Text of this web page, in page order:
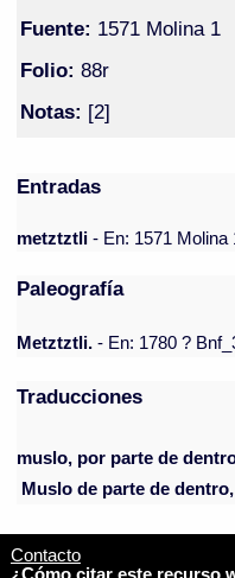
Fuente: 1571 Molina 1
Folio: 88r
Notas: [2]
Entradas
metztztli- En: 1571 Molina
Paleografía
Metztztli. - En: 1780 ?
Traducciones
muslo, por parte de
Muslo de parte de
Contacto
¿Cómo citar este recurso